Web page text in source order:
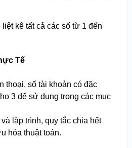
kê tất cả các số từ 1 đến
Tế
thoại, số tài khoản có đặc
3 để sử dụng trong các mục
lập trình, quy tắc chia hết
hóa thuật toán.